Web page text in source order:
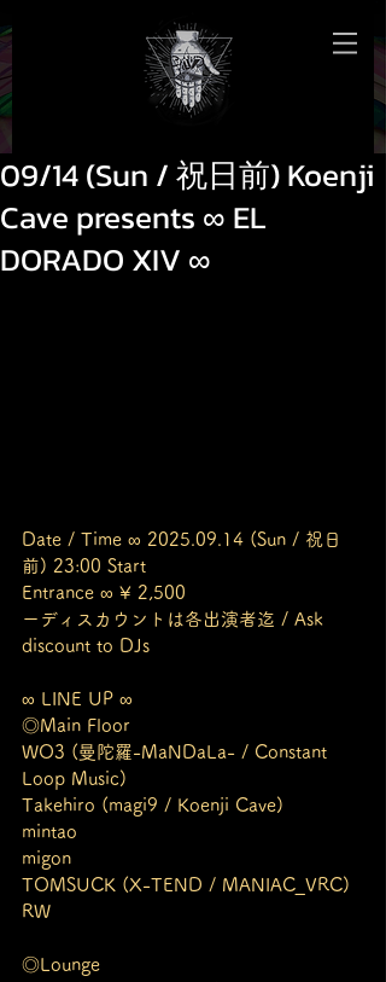
09/14 (Sun / 祝日前) Koenji
Cave presents ∞ EL
DORADO XIV ∞
Date / Time ∞ 2025.09.14 (Sun / 祝日
前) 23:00 Start
Entrance ∞ ¥ 2,500
ーディスカウントは各出演者迄 / Ask
discount to DJs
∞ LINE UP ∞
◎Main Floor
WO3 (曼陀羅-MaNDaLa- / Constant
Loop Music)
Takehiro (magi9 / Koenji Cave)
mintao
migon
TOMSUCK (X-TEND / MANIAC_VRC)
RW
◎Lounge